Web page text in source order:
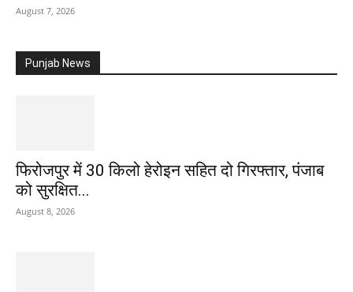
August 7, 2026
Punjab News
फिरोजपुर में 30 किलो हेरोइन सहित दो गिरफ्तार, पंजाब
को सुरक्षित...
August 8, 2026